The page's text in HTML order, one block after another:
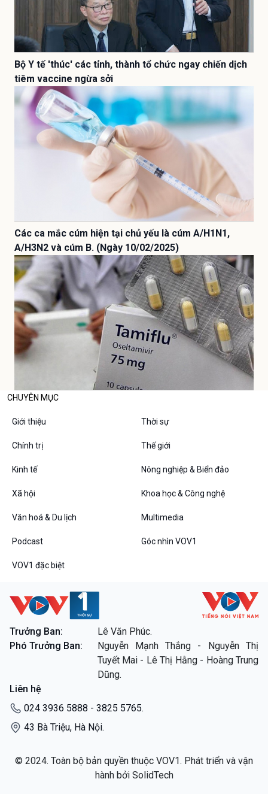
Bộ Y tế 'thúc' các tỉnh, thành tổ chức ngay chiến dịch
tiêm vaccine ngừa sởi
Các ca mắc cúm hiện tại chủ yếu là cúm A/H1N1,
A/H3N2 và cúm B. (Ngày 10/02/2025)
CHUYÊN MỤC
Giới thiệu Thời sự
Chính trị Thế giới
Kinh tế Nông nghiệp & Biển đảo
Xã hội Khoa học & Công nghệ
Văn hoá & Du lịch Multimedia
Podcast Góc nhìn VOV1
VOV1 đặc biệt
Trưởng Ban:
Lê Văn Phúc.
Phó Trưởng Ban:
Nguyễn Mạnh Thắng - Nguyễn Thị
Tuyết Mai - Lê Thị Hằng - Hoàng Trung
Dũng.
Liên hệ
024 3936 5888 - 3825 5765.
43 Bà Triệu, Hà Nội.
© 2024. Toàn bộ bản quyền thuộc VOV1. Phát triển và vận
hành bởi SolidTech